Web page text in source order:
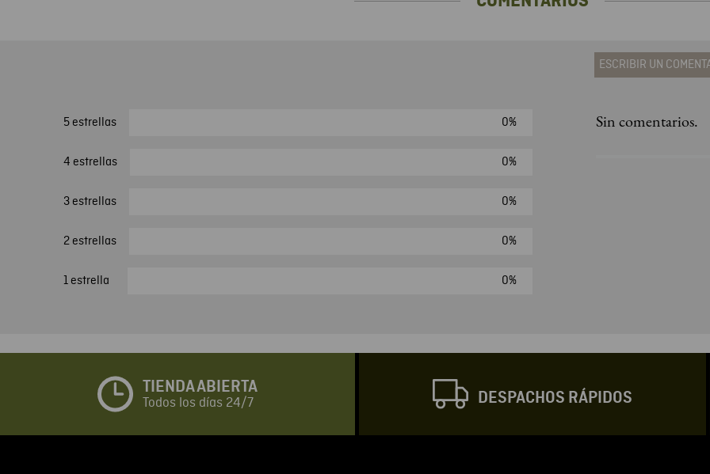
5 estrellas 0%
4 estrellas 0%
3 estrellas 0%
2 estrellas 0%
1 estrella 0%
ESCRIBIR UN
Agregar
Escribir comentario
Sin comentarios.
TIENDA ABIERTA
Todos los días 24/7 DESPACHOS RÁPIDOS